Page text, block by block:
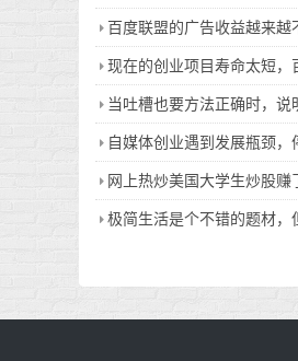
百度联盟的广告收益越来越
现在的创业项目寿命太短，
当吐槽也要方法正确时，
自媒体创业遇到发展瓶颈
网上热炒美国大学生炒股赚
极简生活是个不错的题材，